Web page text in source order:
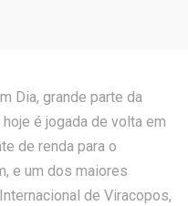
Dia, grande parte da
é jogada de volta em
de renda para o
e um dos maiores
de Viracopos,